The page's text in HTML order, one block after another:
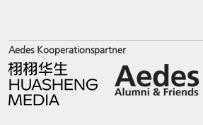
Aedes Kooperationspartner